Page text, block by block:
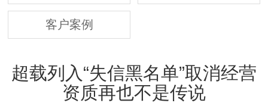
客户案例
超载列入“失信黑名单”取消经营
资质再也不是传说